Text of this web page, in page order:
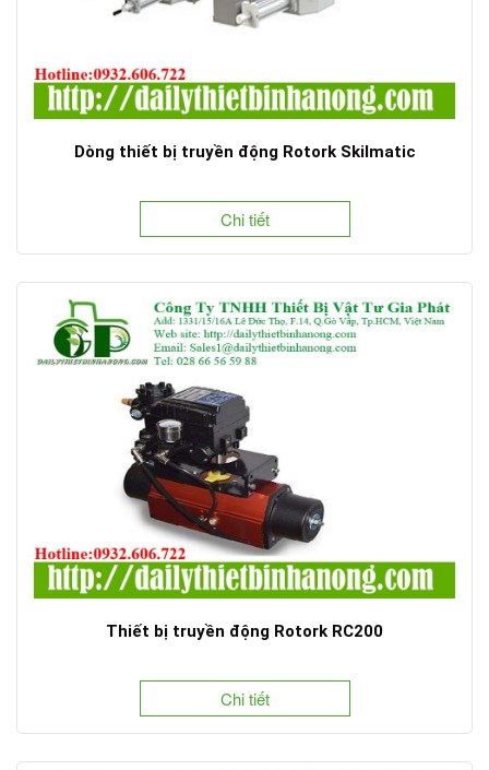
Dòng thiết bị truyền động Rotork Skilmatic
Chi tiết
Thiết bị truyền động Rotork RC200
Chi tiết